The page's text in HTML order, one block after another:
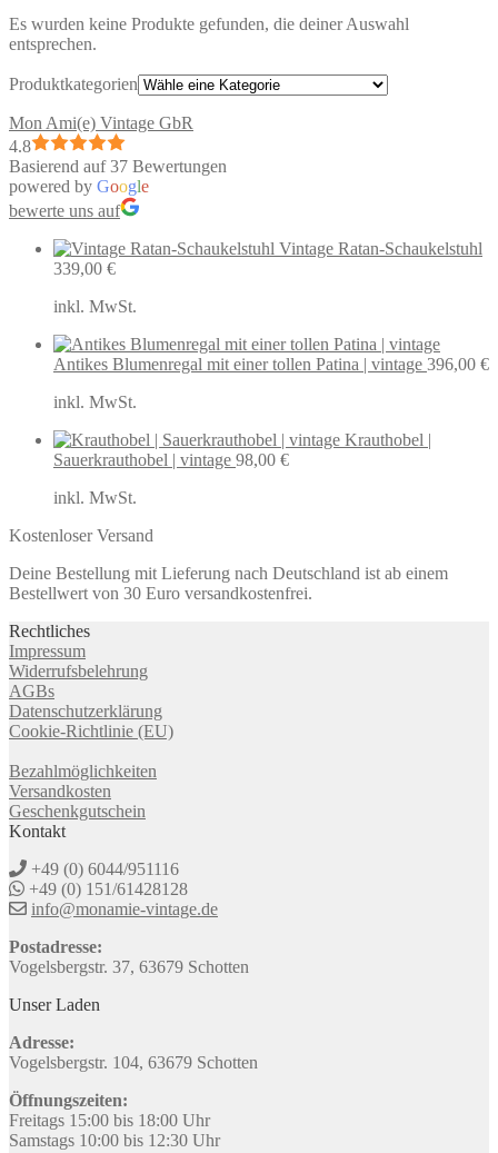
Es wurden keine Produkte gefunden, die deiner Auswahl
entsprechen.
Produktkategorien
Mon Ami(e) Vintage GbR
4.8
Basierend auf 37 Bewertungen
powered by Google
bewerte uns auf
Vintage Ratan-Schaukelstuhl
339,00 €
inkl. MwSt.
Antikes Blumenregal mit einer tollen Patina | vintage 396,00 €
inkl. MwSt.
Krauthobel |
Sauerkrauthobel | vintage 98,00 €
inkl. MwSt.
Kostenloser Versand
Deine Bestellung mit Lieferung nach Deutschland ist ab einem
Bestellwert von 30 Euro versandkostenfrei.
Rechtliches
Impressum
Widerrufsbelehrung
AGBs
Datenschutzerklärung
Cookie-Richtlinie (EU)
Bezahlmöglichkeiten
Versandkosten
Geschenkgutschein
Kontakt
+49 (0) 6044/951116
+49 (0) 151/61428128
info@monamie-vintage.de
Postadresse:
Vogelsbergstr. 37, 63679 Schotten
Unser Laden
Adresse:
Vogelsbergstr. 104, 63679 Schotten
Öffnungszeiten:
Freitags 15:00 bis 18:00 Uhr
Samstags 10:00 bis 12:30 Uhr